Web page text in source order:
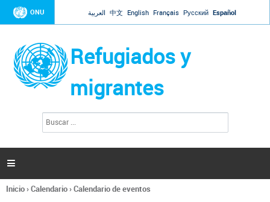
Jump to navigation
ONU العربية 中文 English Français Русский Español
Refugiados y
migrantes
l
s

Se
Inicio›Calendario›Calendario de eventos